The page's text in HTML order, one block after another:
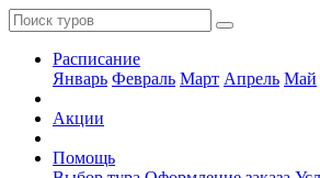
Расписание
Январь Февраль Март Апрель Май
Акции
Помощь